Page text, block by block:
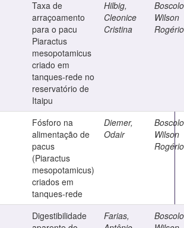
Taxa de
arraçoamento
para o pacu
Piaractus
mesopotamicus
criado em
tanques-rede no
reservatório de
Itaipu
Hilbig,
Cleonice
Cristina
Wilson
Rogério
Fósforo na
alimentação de
pacus
(Piaractus
mesopotamicus)
criados em
tanques-rede
Diemer,
Odair
Wilson
Rogério
Digestibilidade
Farias,